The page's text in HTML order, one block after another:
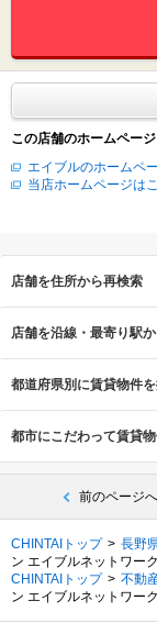
この店舗のホームページ
エイブルのホームペ
当店ホームページは
店舗を住所から再検索
店舗を沿線・最寄り駅
都道府県別に賃貸物件
都市にこだわって賃貸
前のページ
CHINTAIトップ 長野
ン エイブルネットワー
CHINTAIトップ
不動
ン エイブルネットワー